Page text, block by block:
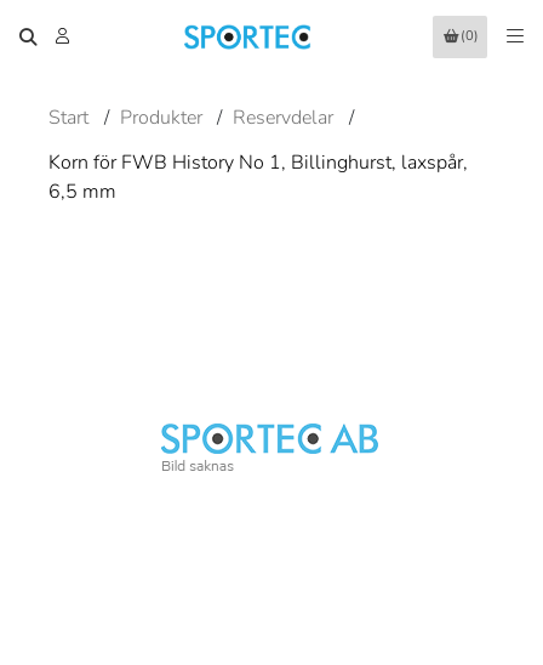
(0)
Start / Produkter / Reservdelar /
Korn för FWB History No 1, Billinghurst, laxspår,
6,5 mm